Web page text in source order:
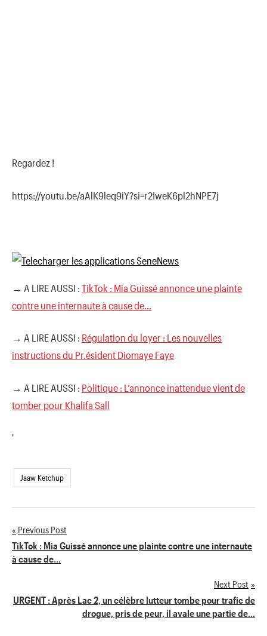
Regardez !
https://youtu.be/aAlK9leq9iY?si=r2IweK6pl2hNPE7j
→ A LIRE AUSSI : TikTok : Mia Guissé annonce une plainte
contre une internaute à cause de…
→ A LIRE AUSSI : Régulation du loyer : Les nouvelles
instructions du Pr.ésident Diomaye Faye
→ A LIRE AUSSI : Politique : L’annonce inattendue vient de
tomber pour Khalifa Sall
'
Jaaw Ketchup
Navigation
de
Previous Post
TikTok : Mia Guissé annonce une plainte contre une internaute
à cause de…
Next Post
URGENT : Après Lac 2, un célèbre lutteur tombe pour trafic de
drogue, pris de peur, il avale une partie de…